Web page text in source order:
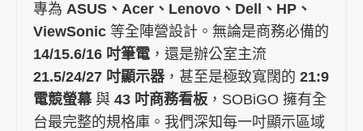
專為 ASUS、Acer、Lenovo、Dell、HP、
ViewSonic 等全陣營設計。無論是商務必備的
14/15.6/16 吋筆電 ，還是辦公室主流
21.5/24/27 吋顯示器 ，甚至是極致寬闊的 21:9
電競螢幕與 43 吋商務看板 ，SOBiGO 擁有全
台最完整的規格庫。我們深知每一吋顯示區域